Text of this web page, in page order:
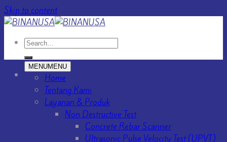
Skip to content
MENUMENU
Home
Tentang Kami
Layanan & Produk
Non Destructive Test
Concrete Rebar Scanner
Ultrasonic Pulse Velocity Test (UPVT)